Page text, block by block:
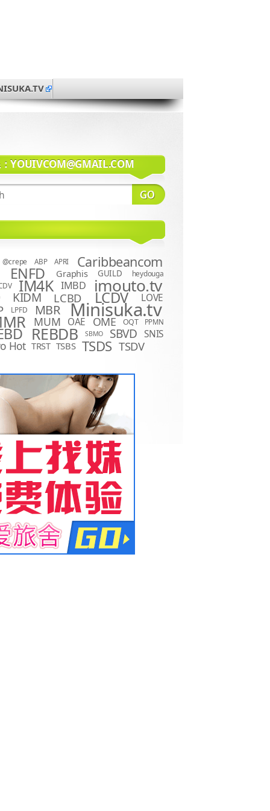
YOUIVCOM@GMAIL.COM
@crepe ABP APRI Caribbeancom
ENFD Graphis GUILD heydouga
IM4K IMBD imouto.tv
KIDM LCBD LCDV LOVE
LPFD MBR Minisuka.tv
MUM OAE OME OQT
PPMN
REBDB SBMO SBVD SNIS
Hot TRST TSBS TSDS TSDV